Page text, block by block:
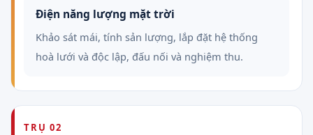
Điện năng lượng mặt trời
Khảo sát mái, tính sản lượng, lắp đặt hệ thống
hoà lưới và độc lập, đấu nối và nghiệm thu.
TRỤ 02